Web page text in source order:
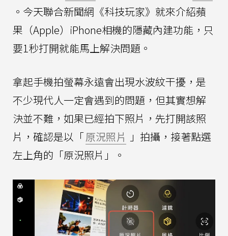
。今天聯合新聞網《科技玩家》就來介紹蘋
果（Apple）iPhone相機的隱藏內建功能，只
要1秒打開就能馬上解決問題。
拿起手機拍螢幕永遠會出現水波紋干擾，是
不少現代人一定會遇到的問題，但其實想解
決並不難，如果已經拍下照片，先打開該照
片，確認是以「原況照片 」拍攝，接著點選
左上角的「原況照片」。